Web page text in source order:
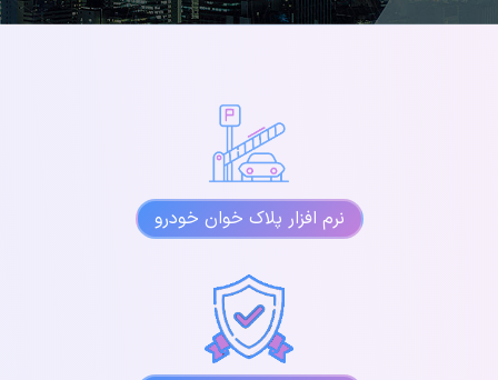
نرم افزار پلاک خوان خودرو